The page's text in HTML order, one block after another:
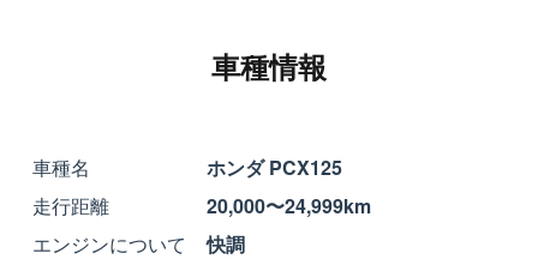
車種情報
車種名
ホンダ PCX125
走行距離
20,000〜24,999km
エンジンについて
快調